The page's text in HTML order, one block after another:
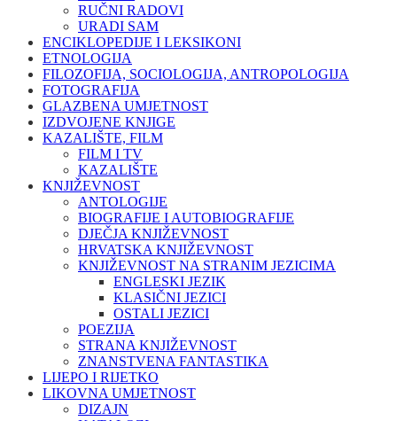
RUČNI RADOVI
URADI SAM
ENCIKLOPEDIJE I LEKSIKONI
ETNOLOGIJA
FILOZOFIJA, SOCIOLOGIJA, ANTROPOLOGIJA
FOTOGRAFIJA
GLAZBENA UMJETNOST
IZDVOJENE KNJIGE
KAZALIŠTE, FILM
FILM I TV
KAZALIŠTE
KNJIŽEVNOST
ANTOLOGIJE
BIOGRAFIJE I AUTOBIOGRAFIJE
DJEČJA KNJIŽEVNOST
HRVATSKA KNJIŽEVNOST
KNJIŽEVNOST NA STRANIM JEZICIMA
ENGLESKI JEZIK
KLASIČNI JEZICI
OSTALI JEZICI
POEZIJA
STRANA KNJIŽEVNOST
ZNANSTVENA FANTASTIKA
LIJEPO I RIJETKO
LIKOVNA UMJETNOST
DIZAJN